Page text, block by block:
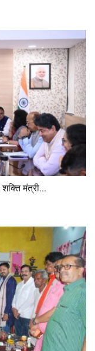
मंत्री...